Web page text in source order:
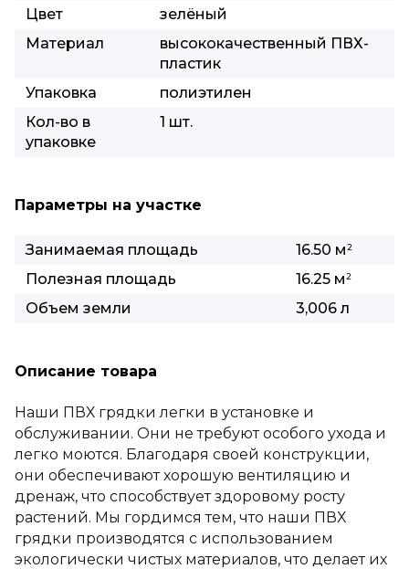
Цвет
зелёный
Материал
высококачественный ПВХ-
пластик
Упаковка
полиэтилен
Кол-во в
упаковке
1 шт.
Параметры на участке
Занимаемая площадь 16.50 м2
Полезная площадь 16.25 м2
Объем земли 3,006 л
Описание товара
Наши ПВХ грядки легки в установке и
обслуживании. Они не требуют особого ухода и
легко моются. Благодаря своей конструкции,
они обеспечивают хорошую вентиляцию и
дренаж, что способствует здоровому росту
растений. Мы гордимся тем, что наши ПВХ
грядки производятся с использованием
экологически чистых материалов, что делает их